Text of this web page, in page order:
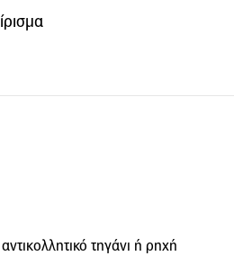
τηγάνι ή ρηχή